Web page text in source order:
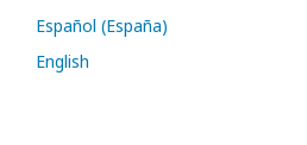
Español (España)
English